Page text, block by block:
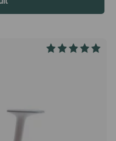
réunion où vous devez
encastrées contribuent
grâce à son design
sensibles Modea
de mettre
effets personnels.
laisser vos affaires
d'événements
- 2 clés incluses
avec ses deux